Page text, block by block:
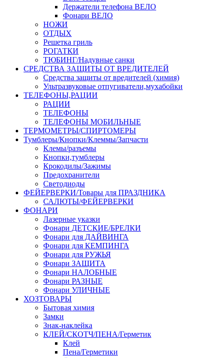
Держатели телефона ВЕЛО
Фонари ВЕЛО
НОЖИ
ОТДЫХ
Решетка гриль
РОГАТКИ
ТЮБИНГ/Надувные санки
СРЕДСТВА ЗАЩИТЫ ОТ ВРЕДИТЕЛЕЙ
Средства защиты от вредителей (химия)
Ультразвуковые отпугиватели,мухабойки
ТЕЛЕФОНЫ,РАЦИИ
РАЦИИ
ТЕЛЕФОНЫ
ТЕЛЕФОНЫ МОБИЛЬНЫЕ
ТЕРМОМЕТРЫ/СПИРТОМЕРЫ
Тумблеры/Кнопки/Клеммы/Запчасти
Клемы/разъемы
Кнопки,тумблеры
Крокодилы/Зажимы
Предохранители
Светодиоды
ФЕЙЕРВЕРКИ/Товары для ПРАЗДНИКА
САЛЮТЫ/ФЕЙЕРВЕРКИ
ФОНАРИ
Лазерные указки
Фонари ДЕТСКИЕ/БРЕЛКИ
Фонари для ДАЙВИНГА
Фонари для КЕМПИНГА
Фонари для РУЖЬЯ
Фонари ЗАЩИТА
Фонари НАЛОБНЫЕ
Фонари РАЗНЫЕ
Фонари УЛИЧНЫЕ
ХОЗТОВАРЫ
Бытовая химия
Замки
Знак-наклейка
КЛЕЙ/СКОТЧ/ПЕНА/Герметик
Клей
Пена/Герметики